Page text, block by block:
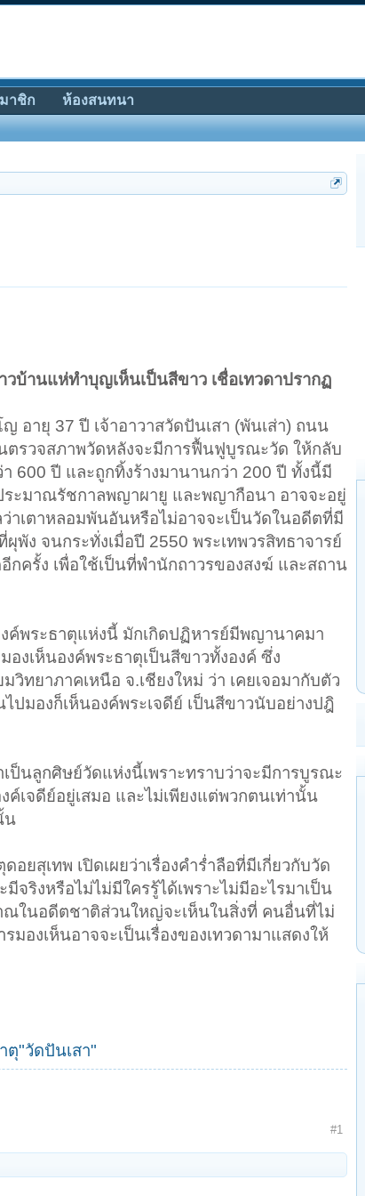
วบ้านแห่ทำบุญเห็นเป็นสีขาว เชื่อเทวดาปรากฏ
อายุ 37 ปี เจ้าอาวาสวัดปันเสา (พันเส่า) ถนน
ตรวจสภาพวัดหลังจะมีการฟื้นฟูบูรณะวัด ให้กลับ
600 ปี และถูกทิ้งร้างมานานกว่า 200 ปี ทั้งนี้มี
ระมาณรัชกาลพญาผายู และพญากือนา อาจจะอยู่
าเตาหลอมพันอันหรือไม่อาจจะเป็นวัดในอดีตที่มี
ผุพัง จนกระทั่งเมื่อปี 2550 พระเทพวรสิทธาจารย์
ครั้ง เพื่อใช้เป็นที่พำนักถาวรของสงฆ์ และสถาน
งค์พระธาตุแห่งนี้ มักเกิดปฏิหารย์มีพญานาคมา
องเห็นองค์พระธาตุเป็นสีขาวทั้งองค์ ซึ่ง
ทยาภาคเหนือ จ.เชียงใหม่ ว่า เคยเจอมากับตัว
ปมองก็เห็นองค์พระเจดีย์ เป็นสีขาวนับอย่างปฎิ
ป็นลูกศิษย์วัดแห่งนี้เพราะทราบว่าจะมีการบูรณะ
เจดีย์อยู่เสมอ และไม่เพียงแต่พวกตนเท่านั้น
น
ยสุเทพ เปิดเผยว่าเรื่องคำร่ำลือที่มีเกี่ยวกับวัด
ริงหรือไม่ไม่มีใครรู้ได้เพราะไม่มีอะไรมาเป็น
ณในอดีตชาติส่วนใหญ่จะเห็นในสิ่งที่ คนอื่นที่ไม่
องเห็นอาจจะเป็นเรื่องของเทวดามาแสดงให้
ตุ"วัดปันเสา"
#1
าชิก ห้องสนทนา